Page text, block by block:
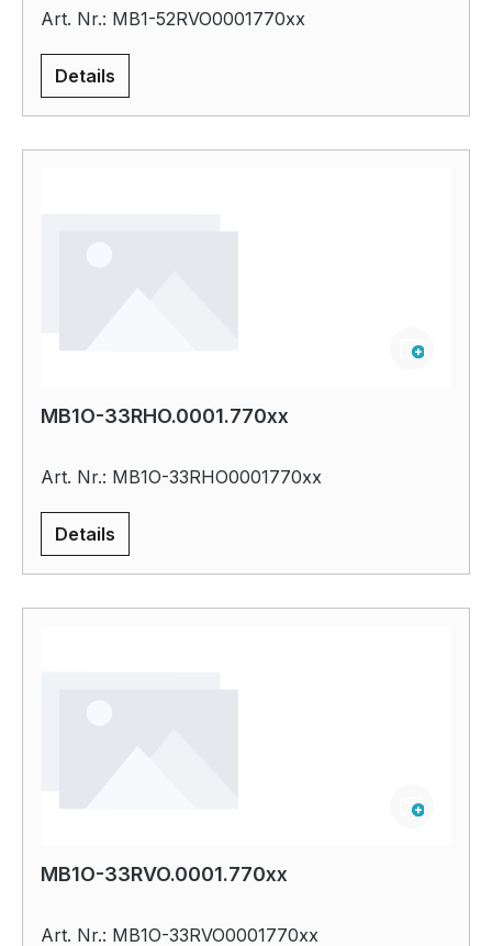
Art. Nr.: MB1-52RVO0001770xx
Details
MB1O-33RHO.0001.770xx
Art. Nr.: MB1O-33RHO0001770xx
Details
MB1O-33RVO.0001.770xx
Art. Nr.: MB1O-33RVO0001770xx